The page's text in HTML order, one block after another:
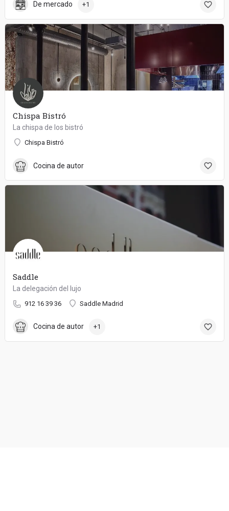
De mercado +1
Chispa Bistró
La chispa de los bistró
Chispa Bistró
Cocina de autor
Saddle
La delegación del lujo
912 16 39 36 Saddle Madrid
Cocina de autor +1